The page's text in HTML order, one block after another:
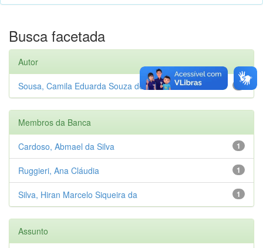
Busca facetada
Autor
1
Sousa, Camila Eduarda Souza de
Membros da Banca
1
Cardoso, Abmael da Silva
1
Ruggieri, Ana Cláudia
1
Silva, Hiran Marcelo Siqueira da
Assunto